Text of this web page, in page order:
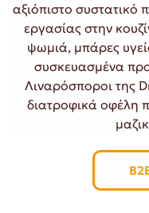
αξιόπιστο συστατικό
εργασίας στην
ψωμιά, μπάρες
συσκευασμένα
Λιναρόσποροι της
διατροφικά οφέλη